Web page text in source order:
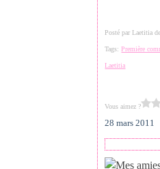
Posté par Laetitia
Tags:Première
Laetitia
Vous aimez ?
28 mars 2011